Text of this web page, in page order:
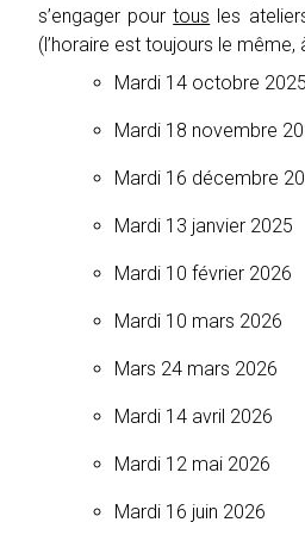
s’engager pourtous les
(l’horaire est toujours le
Mardi 14 octobre 2025
Mardi 18 novembre
Mardi 16 décembre
Mardi 13 janvier 2025
Mardi 10 février 2026
Mardi 10 mars 2026
Mars 24 mars 2026
Mardi 14 avril 2026
Mardi 12 mai 2026
Mardi 16 juin 2026